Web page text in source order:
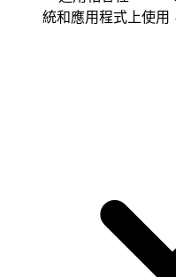
統和應用程式上使用